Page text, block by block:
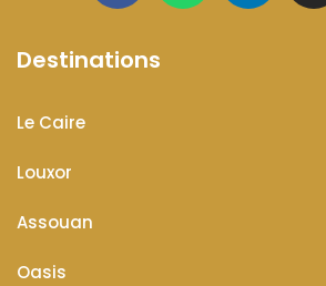
Destinations
Le Caire
Louxor
Assouan
Oasis